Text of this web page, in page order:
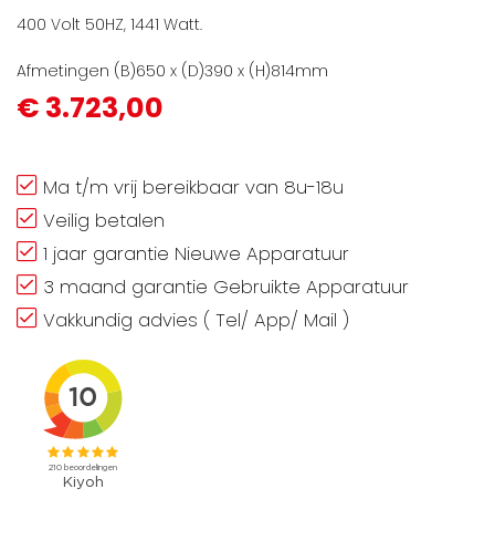
400 Volt 50HZ, 1441 Watt.
Afmetingen (B)650 x (D)390 x (H)814mm
€ 3.723,00
Ma t/m vrij bereikbaar van 8u-18u
Veilig betalen
1 jaar garantie Nieuwe Apparatuur
3 maand garantie Gebruikte Apparatuur
Vakkundig advies ( Tel/ App/ Mail )